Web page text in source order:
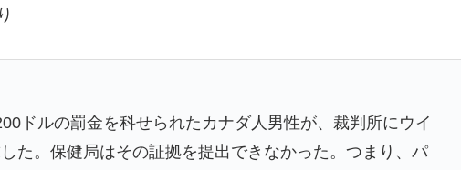
ドルの罰金を科せられたカナダ人男性が、裁判所にウイ
た。保健局はその証拠を提出できなかった。つまり、パ